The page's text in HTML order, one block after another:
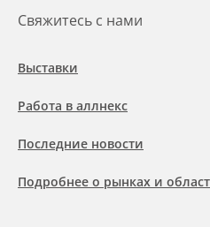
Свяжитесь с нами
Выставки
Работа в аллнекс
Последние новости
Подробнее о рынках и